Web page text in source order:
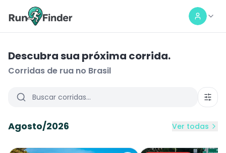
Descubra sua próxima corrida.
Corridas de rua no Brasil
Agosto/2026 Ver todas